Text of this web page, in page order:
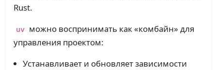
Rust.
uv
можно воспринимать как «комбайн» для
управления проектом:
Устанавливает и обновляет зависимости